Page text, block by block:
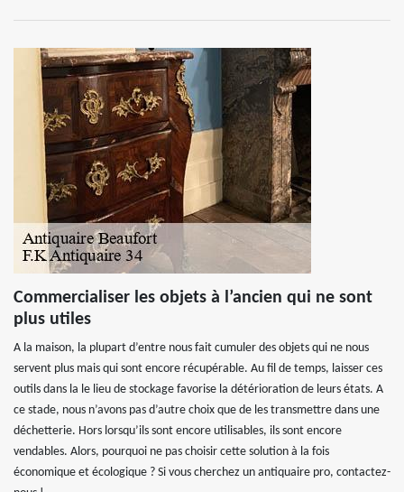
Commercialiser les objets à l’ancien qui ne sont
plus utiles
A la maison, la plupart d’entre nous fait cumuler des objets qui ne nous
servent plus mais qui sont encore récupérable. Au fil de temps, laisser ces
outils dans la le lieu de stockage favorise la détérioration de leurs états. A
ce stade, nous n’avons pas d’autre choix que de les transmettre dans une
déchetterie. Hors lorsqu’ils sont encore utilisables, ils sont encore
vendables. Alors, pourquoi ne pas choisir cette solution à la fois
économique et écologique ? Si vous cherchez un antiquaire pro, contactez-